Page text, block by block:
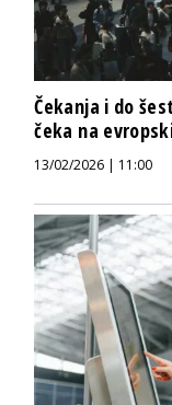
Čekanja i do
čeka na
13/02/2026 | 11:00